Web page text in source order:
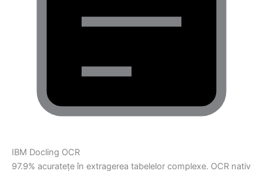
IBM Docling OCR
97.9% acuratețe în extragerea tabelelor complexe. OCR nativ